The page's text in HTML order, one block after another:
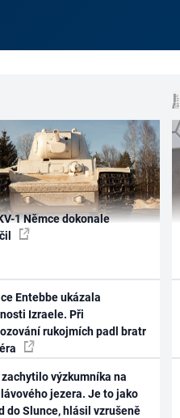
1 Němce dokonale
Entebbe ukázala
Izraele. Při
rukojmích padl bratr
výzkumníka na
jezera. Je to jako
do Slunce, hlásil vzrušeně